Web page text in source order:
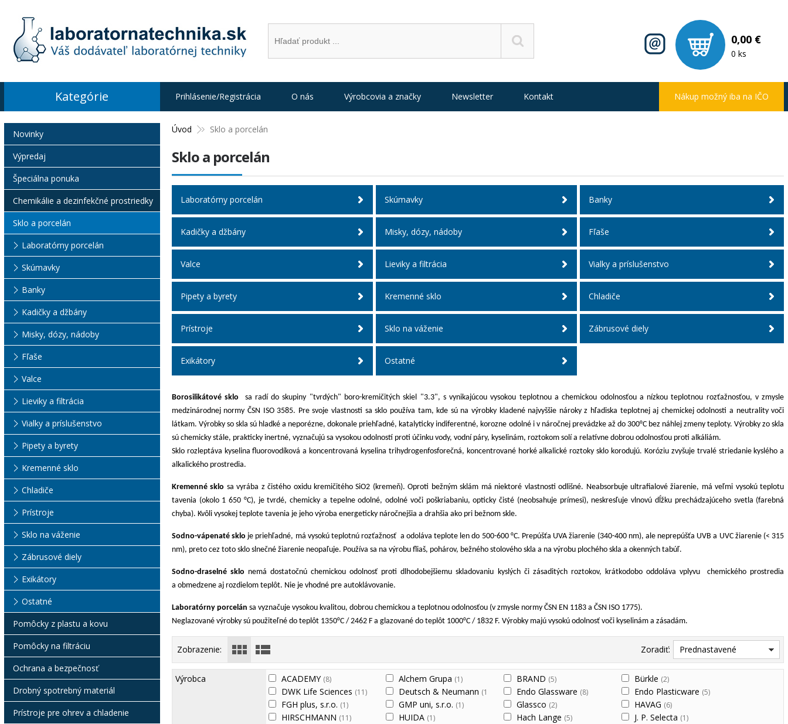
0,00 €
0 ks
Úvod Sklo a porcelán
Sklo a porcelán
Laboratórny porcelán Skúmavky Banky
Kadičky a džbány Misky, dózy, nádoby Fľaše
Valce Lieviky a filtrácia Vialky a príslušenstvo
Pipety a byrety Kremenné sklo Chladiče
Prístroje Sklo na váženie Zábrusové diely
Exikátory Ostatné
Borosilikátové sklo sa radí do skupiny "tvrdých" boro-kremičitých skiel "3.3", s vynikajúcou vysokou teplotnou a chemickou odolnosťou a nízkou teplotnou rozťažnosťou, v zmysle
medzinárodnej normy ČSN ISO 3585. Pre svoje vlastnosti sa sklo používa tam, kde sú na výrobky kladené najvyššie nároky z hľadiska teplotnej aj chemickej odolnosti a neutrality voči
látkam. Výrobky so skla sú hladké a neporézne, dokonale priehľadné, katalyticky indiferentné, korozne odolné i v náročnej prevádzke až do 300°C bez náhlej zmeny teploty. Výrobky zo skla
sú chemicky stále, prakticky inertné, vyznačujú sa vysokou odolností proti účinku vody, vodní páry, kyselinám, roztokom solí a relatívne dobrou odolnosťou proti alkáliám.
Sklo rozleptáva kyselina fluorovodíková a koncentrovaná kyselina trihydrogenfosforečná, koncentrované horké alkalické roztoky sklo korodujú. Koróziu zvyšuje trvalé striedanie kyslého a
alkalického prostredia.
Kremenné sklo sa vyrába z čistého oxidu kremičitého SiO2 (kremeň). Oproti bežným sklám má niektoré vlastnosti odlišné. Neabsorbuje ultrafialové žiarenie, má veľmi vysokú teplotu
tavenia (okolo 1 650 °C), je tvrdé, chemicky a tepelne odolné, odolné voči poškriabaniu, opticky čisté (neobsahuje prímesi), neskresľuje vlnovú dĺžku prechádzajúceho svetla (farebná
chyba). Kvôli vysokej teplote tavenia je jeho výroba energeticky náročnejšia a drahšia ako pri bežnom skle.
Sodno-vápenaté sklo je priehľadné, má vysokú teplotnú rozťažnosť a odoláva teplote len do 500-600 °C. Prepúšťa UVA žiarenie (340-400 nm), ale neprepúšťa UVB a UVC žiarenie (< 315
nm), preto cez toto sklo slnečné žiarenie neopaľuje. Používa sa na výrobu fliaš, pohárov, bežného stolového skla a na výrobu plochého skla a okenných tabúľ.
Sodno-draselné sklo nemá dostatočnú chemickou odolnosť proti dlhodobejšiemu skladovaniu kyslých či zásaditých roztokov, krátkodobo oddoláva vplyvu chemického prostredia
a obmedzene aj rozdielom teplôt. Nie je vhodné pre autoklávovanie.
Laboratórny porcelán sa vyznačuje vysokou kvalitou, dobrou chemickou a teplotnou odolnosťou (v zmysle normy ČSN EN 1183 a ČSN ISO 1775).
Neglazované výrobky sú použiteľné do teplôt 1350°C / 2462 F a glazované do teplôt 1000°C / 1832 F. Výrobky majú vysokú odolnosť voči kyselinám a zásadám.
Zobrazenie: Zoradiť: Prednastavené
Výrobca ACADEMY (8) Alchem Grupa (1) BRAND (5) Bürkle (2)
DWK Life Sciences (11) Deutsch & Neumann (1) Endo Glassware (8) Endo Plasticware (5)
FGH plus, s.r.o. (1) GMP uni, s.r.o. (1) Glassco (2) HAVAG (6)
HIRSCHMANN (11) HUIDA (1) Hach Lange (5) J. P. Selecta (1)
Novinky
Výpredaj
Špeciálna ponuka
Chemikálie a dezinfekčné prostriedky
Sklo a porcelán
Laboratórny porcelán
Skúmavky
Banky
Kadičky a džbány
Misky, dózy, nádoby
Fľaše
Valce
Lieviky a filtrácia
Vialky a príslušenstvo
Pipety a byrety
Kremenné sklo
Chladiče
Prístroje
Sklo na váženie
Zábrusové diely
Exikátory
Ostatné
Pomôcky z plastu a kovu
Pomôcky na filtráciu
Ochrana a bezpečnosť
Drobný spotrebný materiál
Prístroje pre ohrev a chladenie
Kategórie Prihlásenie/Registrácia O nás Výrobcovia a značky Newsletter Kontakt Nákup možný iba na IČO